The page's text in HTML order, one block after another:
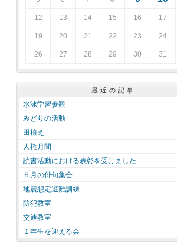
12 13 14 15 16 17
19 20 21 22 23 24
26 27 28 29 30 31
最近の記事
水泳学習参観
みどりの活動
田植え
人権月間
読書活動における表彰を受けました
５月の俳句集会
地震想定避難訓練
防犯教室
交通教室
１年生を迎える会